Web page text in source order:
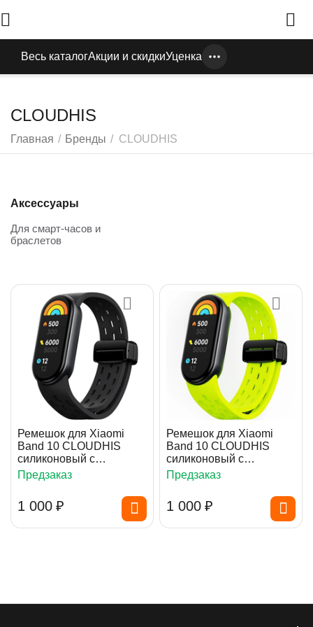
Весь каталогАкции и скидкиУценка
CLOUDHIS
Главная / Бренды / CLOUDHIS
Аксессуары
Для смарт-часов и
браслетов
Ремешок для Xiaomi
Band 10 CLOUDHIS
силиконовый с
магнитной пряжкой
Black
Предзаказ
1 000 ₽
Ремешок для Xiaomi
Band 10 CLOUDHIS
силиконовый с
магнитной пряжкой
Green
Предзаказ
1 000 ₽